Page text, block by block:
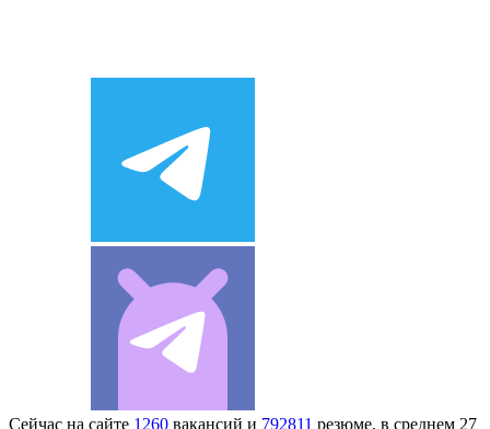
Сейчас на сайте 1260 вакансий и 792811 резюме, в среднем 27